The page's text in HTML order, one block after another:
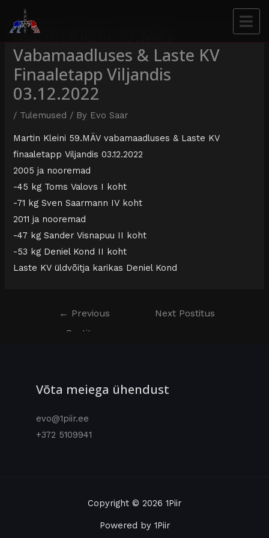
Martin Kleini 59.MÄV
Vabamaadluses & Laste KV
Finaaletapp Viljandis
03.12.2022
/ Tulemused / By Evo Saar
Martin Kleini 59.MÄV vabamaadluses & Laste KV
finaaletapp Viljandis 03.12.2022
2005 ja nooremad
-45 kg Toms Valovs I koht
-71 kg Sven Saarmann IV koht
2011 ja nooremad
-47 kg Sander Visnapuu II koht
-53 kg Deniel Kond II koht
Laste KV üldvõitja karikas Deniel Kond
← Previous
Postitus
Next Postitus
Võta meiega ühendust
evo@1piir.ee
+372 5109941
Copyright © 2026 1Piir
Powered by 1Piir